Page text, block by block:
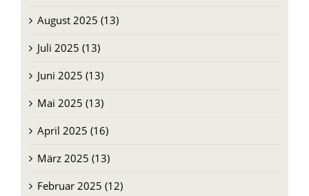
August 2025 (13)
Juli 2025 (13)
Juni 2025 (13)
Mai 2025 (13)
April 2025 (16)
März 2025 (13)
Februar 2025 (12)